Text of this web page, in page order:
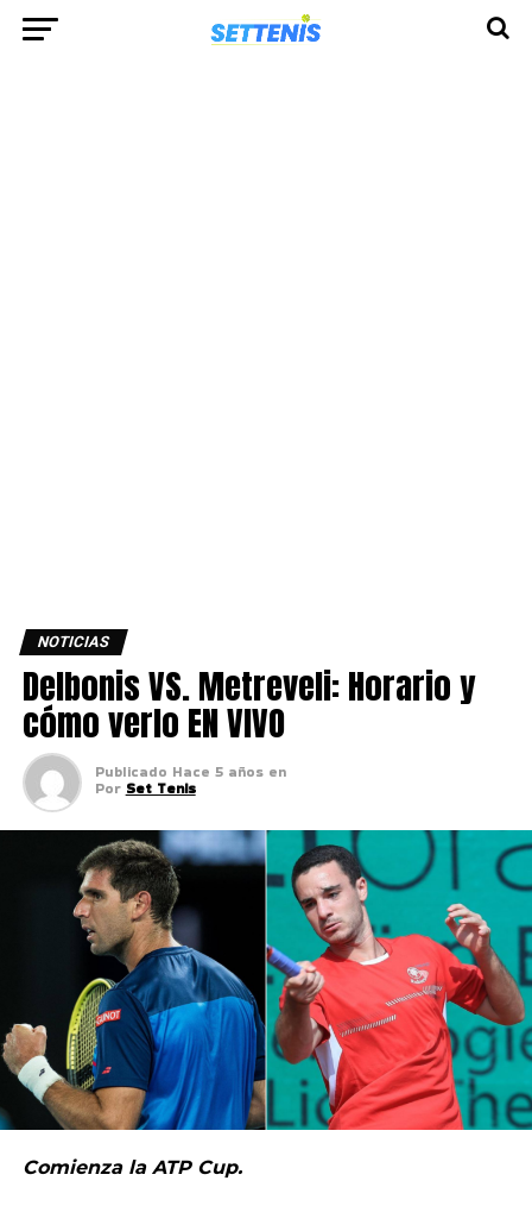
NOTICIAS
Delbonis VS. Metreveli: Horario y
cómo verlo EN VIVO
Publicado Hace 5 años en
Por Set Tenis
Comienza la ATP Cup.